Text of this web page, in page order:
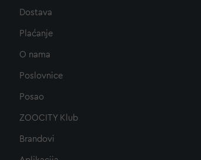
Dostava
Plaćanje
O nama
Poslovnice
Posao
ZOOCITY Klub
Brandovi